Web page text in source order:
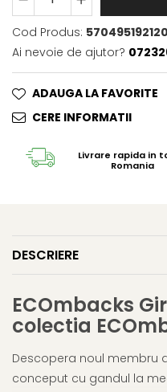
Animals in Tubes
Cod Produs:
Ai nevoie de ajutor?
ADAUGA LA FAVORITE
CERE INFORMATII
Livrare rapida in
Romania
DESCRIERE
ECOmbacks
colectia
Descopera noul membru
conceput cu gandul la